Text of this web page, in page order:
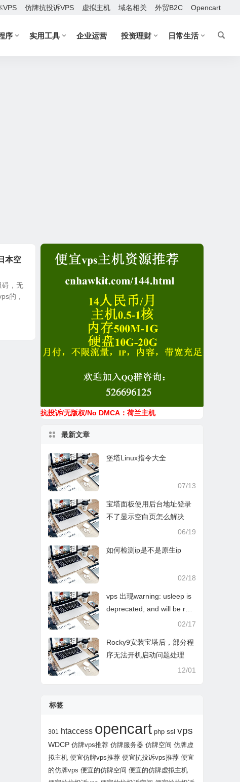
VPS 仿牌抗投诉VPS 虚拟主机 域名相关 外贸B2C Opencart
序 实用工具 企业运营 投资理财 日常生活
本空
碍，无
的，
抗投诉/无版权/No DMCA：荷兰主机
最新文章
堡塔Linux指令大全
07/13
宝塔面板使用后台地址登录
不了显示空白页怎么解决
06/19
如何检测ip是不是原生ip
02/18
vps 出现warning: usleep is
deprecated, and will be rem
oved in near future! warnin
d… 如何解决这个问题
02/17
Rocky9安装宝塔后，部分程
序无法开机启动问题处理
12/01
标签
301 htaccess opencart php ssl vps
WDCP 仿牌vps推荐 仿牌服务器 仿牌空间 仿牌虚
拟主机 便宜仿牌vps推荐 便宜抗投诉vps推荐 便宜
的仿牌vps 便宜的仿牌空间 便宜的仿牌虚拟主机